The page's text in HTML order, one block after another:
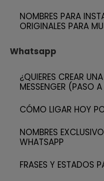
NOMBRES PARA
ORIGINALES PARA
Whatsapp
¿QUIERES CREAR
MESSENGER (PASO
CÓMO LIGAR HOY
NOMBRES
WHATSAPP
FRASES Y ESTADOS